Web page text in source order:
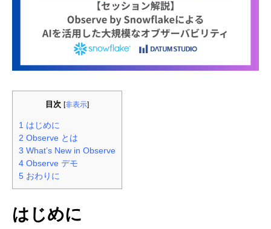
目次 [非表示]
1 はじめに
2 Observe とは
3 What’s New in Observe
4 Observe デモ
5 おわりに
はじめに